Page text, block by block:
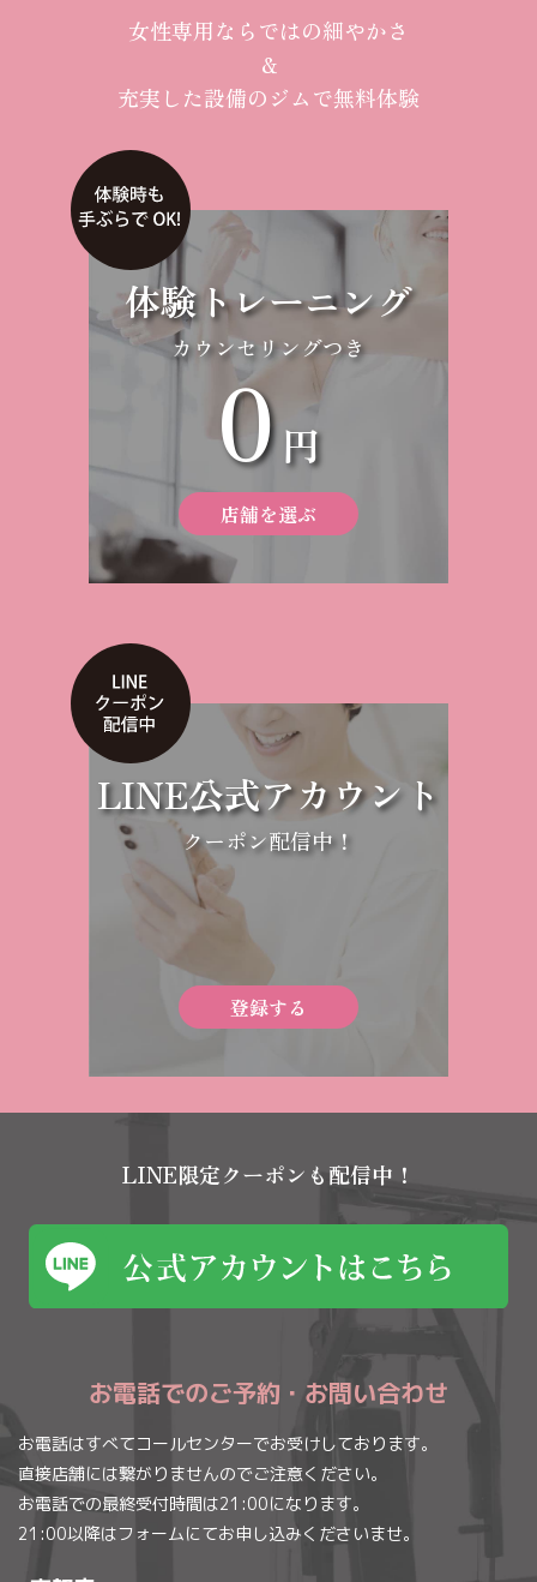
女性専用ならではの細やかさ
＆
充実した設備のジムで無料体験
体験トレーニング
カウンセリングつき
0円
店舗を選ぶ
LINE公式アカウント
クーポン配信中！
登録する
LINE限定クーポンも配信中！
お電話でのご予約・お問い合わせ
お電話はすべてコールセンターでお受けしております。
直接店舗には繋がりませんのでご注意ください。
お電話での最終受付時間は21:00になります。
21:00以降はフォームにてお申し込みくださいませ。